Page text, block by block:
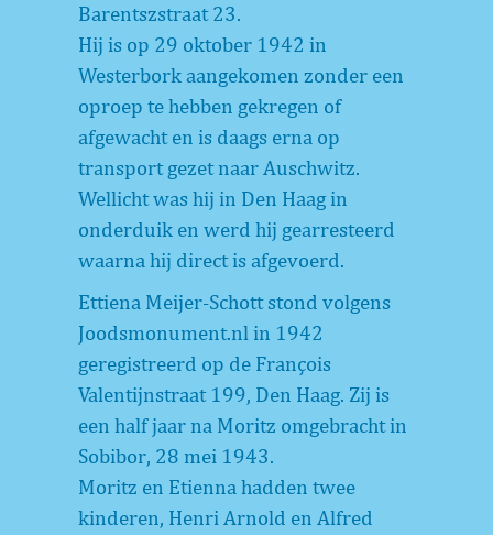
Barentszstraat 23.
Hij is op 29 oktober 1942 in
Westerbork aangekomen zonder een
oproep te hebben gekregen of
afgewacht en is daags erna op
transport gezet naar Auschwitz.
Wellicht was hij in Den Haag in
onderduik en werd hij gearresteerd
waarna hij direct is afgevoerd.
Ettiena Meijer-Schott stond volgens
Joodsmonument.nl in 1942
geregistreerd op de François
Valentijnstraat 199, Den Haag. Zij is
een half jaar na Moritz omgebracht in
Sobibor, 28 mei 1943.
Moritz en Etienna hadden twee
kinderen, Henri Arnold en Alfred